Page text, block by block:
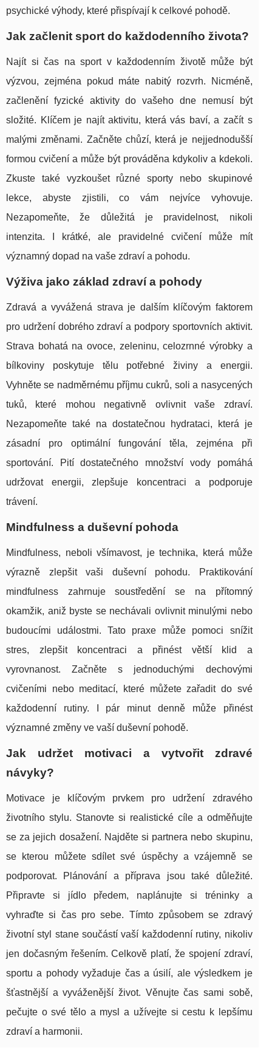
psychické výhody, které přispívají k celkové pohodě.
Jak začlenit sport do každodenního života?
Najít si čas na sport v každodenním životě může být
výzvou, zejména pokud máte nabitý rozvrh. Nicméně,
začlenění fyzické aktivity do vašeho dne nemusí být
složité. Klíčem je najít aktivitu, která vás baví, a začít s
malými změnami. Začněte chůzí, která je nejjednodušší
formou cvičení a může být prováděna kdykoliv a kdekoli.
Zkuste také vyzkoušet různé sporty nebo skupinové
lekce, abyste zjistili, co vám nejvíce vyhovuje.
Nezapomeňte, že důležitá je pravidelnost, nikoli
intenzita. I krátké, ale pravidelné cvičení může mít
významný dopad na vaše zdraví a pohodu.
Výživa jako základ zdraví a pohody
Zdravá a vyvážená strava je dalším klíčovým faktorem
pro udržení dobrého zdraví a podpory sportovních aktivit.
Strava bohatá na ovoce, zeleninu, celozrnné výrobky a
bílkoviny poskytuje tělu potřebné živiny a energii.
Vyhněte se nadměrnému příjmu cukrů, soli a nasycených
tuků, které mohou negativně ovlivnit vaše zdraví.
Nezapomeňte také na dostatečnou hydrataci, která je
zásadní pro optimální fungování těla, zejména při
sportování. Pití dostatečného množství vody pomáhá
udržovat energii, zlepšuje koncentraci a podporuje
trávení.
Mindfulness a duševní pohoda
Mindfulness, neboli všímavost, je technika, která může
výrazně zlepšit vaši duševní pohodu. Praktikování
mindfulness zahrnuje soustředění se na přítomný
okamžik, aniž byste se nechávali ovlivnit minulými nebo
budoucími událostmi. Tato praxe může pomoci snížit
stres, zlepšit koncentraci a přinést větší klid a
vyrovnanost. Začněte s jednoduchými dechovými
cvičeními nebo meditací, které můžete zařadit do své
každodenní rutiny. I pár minut denně může přinést
významné změny ve vaší duševní pohodě.
Jak udržet motivaci a vytvořit zdravé
návyky?
Motivace je klíčovým prvkem pro udržení zdravého
životního stylu. Stanovte si realistické cíle a odměňujte
se za jejich dosažení. Najděte si partnera nebo skupinu,
se kterou můžete sdílet své úspěchy a vzájemně se
podporovat. Plánování a příprava jsou také důležité.
Připravte si jídlo předem, naplánujte si tréninky a
vyhraďte si čas pro sebe. Tímto způsobem se zdravý
životní styl stane součástí vaší každodenní rutiny, nikoliv
jen dočasným řešením. Celkově platí, že spojení zdraví,
sportu a pohody vyžaduje čas a úsilí, ale výsledkem je
šťastnější a vyváženější život. Věnujte čas sami sobě,
pečujte o své tělo a mysl a užívejte si cestu k lepšímu
zdraví a harmonii.